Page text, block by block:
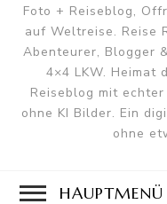
Foto + Reiseblog,
auf Weltreise. Reise
Abenteurer, Blogger
4×4 LKW. Heimat
Reiseblog mit
ohne KI Bilder. Ein
ohne
HAUPTMENÜ